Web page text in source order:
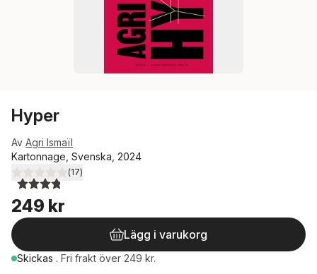
Hyper
Av Agri Ismaïl
Kartonnage, Svenska, 2024
3,8utav 5 stjärnor. Totalt antal röster:
(17)
249 kr
Lägg i varukorg
Skickas . Fri frakt över 249 kr.